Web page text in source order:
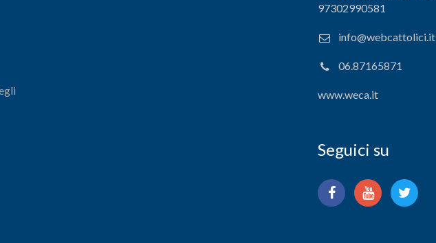
97302990581
info@webcattolici.it
06.87165871
www.weca.it
Seguici su